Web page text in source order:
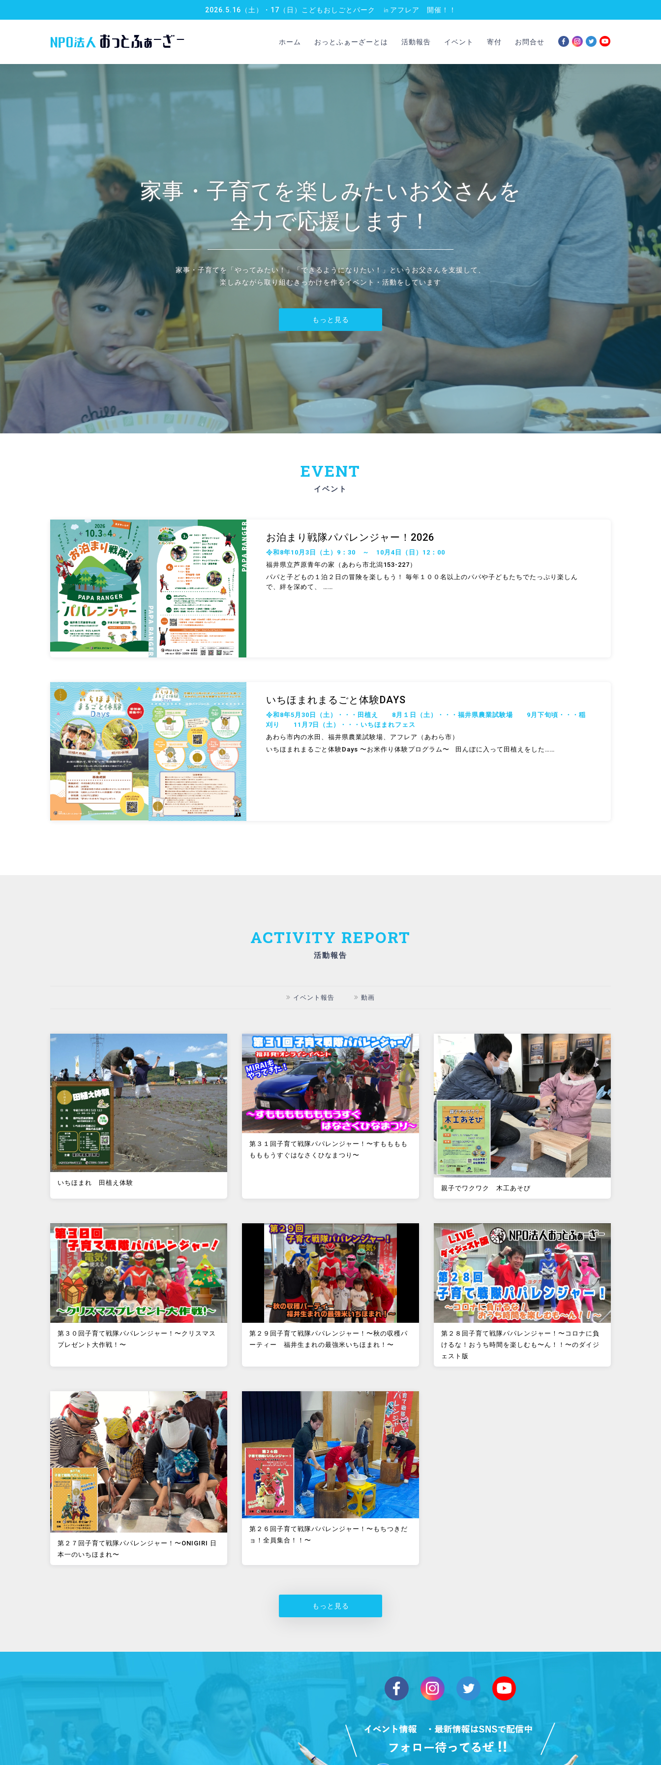
2026.5.16（土）・17（日）こどもおしごとパーク ㏌アフレア 開催！！
ホーム おっとふぁーざーとは 活動報告 イベント 寄付 お問合せ
家事・子育てを楽しみたいお父さんを
全力で応援します！
家事・子育てを「やってみたい！」「できるようになりたい！」というお父さんを支援して、
楽しみながら取り組むきっかけを作るイベント・活動をしています
もっと見る
イベント
お泊まり戦隊パパレンジャー！2026
令和8年10月3日（土）9：30 ～ 10月4日（日）12：00
福井県立芦原青年の家（あわら市北潟153-227）
パパと子どもの１泊２日の冒険を楽しもう！ 毎年１００名以上のパパや子どもたちでたっぷり楽しん
で、絆を深めて、 ……
いちほまれまるごと体験DAYS
令和8年5月30日（土）・・・田植え 8月１日（土）・・・福井県農業試験場 9月下旬頃・・・稲
刈り 11月7日（土）・・・いちほまれフェス
あわら市内の水田、福井県農業試験場、アフレア（あわら市）
いちほまれまるごと体験Days 〜お米作り体験プログラム〜 田んぼに入って田植えをした……
活動報告
イベント報告 動画
いちほまれ 田植え体験
第３１回子育て戦隊パパレンジャー！〜すもももも
もももうすぐはなさくひなまつり〜
親子でワクワク 木工あそび
第３０回子育て戦隊パパレンジャー！〜クリスマス
プレゼント大作戦！〜
第２９回子育て戦隊パパレンジャー！〜秋の収穫パ
ーティー 福井生まれの最強米いちほまれ！〜
第２８回子育て戦隊パパレンジャー！〜コロナに負
けるな！おうち時間を楽しむも〜ん！！〜のダイジ
ェスト版
第２７回子育て戦隊パパレンジャー！〜ONIGIRI 日
本一のいちほまれ〜
第２６回子育て戦隊パパレンジャー！〜もちつきだ
ョ！全員集合！！〜
もっと見る